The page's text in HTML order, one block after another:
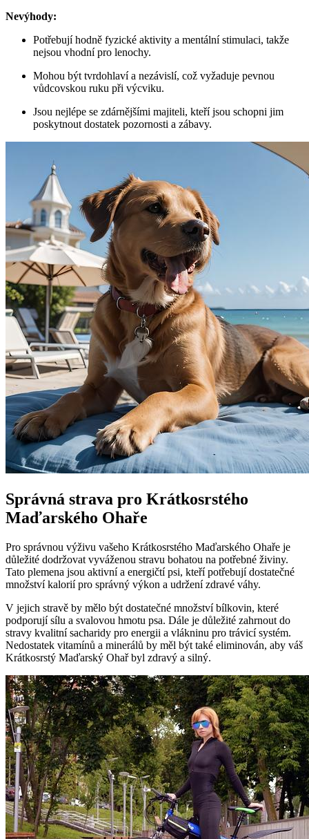
Nevýhody:
Potřebují hodně fyzické aktivity a mentální stimulaci, takže
nejsou vhodní pro lenochy.
Mohou být tvrdohlaví a nezávislí, což vyžaduje pevnou
vůdcovskou ruku při výcviku.
Jsou nejlépe se zdárnějšími majiteli, kteří jsou schopni jim
poskytnout dostatek pozornosti a zábavy.
Správná strava pro Krátkosrstého
Maďarského Ohaře
Pro správnou výživu vašeho Krátkosrstého Maďarského Ohaře je
důležité dodržovat vyváženou stravu bohatou na potřebné živiny.
Tato plemena jsou aktivní a energičtí psi, kteří potřebují dostatečné
množství kalorií pro správný výkon a udržení zdravé váhy.
V jejich stravě by mělo být dostatečné množství bílkovin, které
podporují sílu a svalovou hmotu psa. Dále je důležité zahrnout do
stravy kvalitní sacharidy pro energii a vlákninu pro trávicí systém.
Nedostatek vitamínů a minerálů by měl být také eliminován, aby váš
Krátkosrstý Maďarský Ohař byl zdravý a silný.